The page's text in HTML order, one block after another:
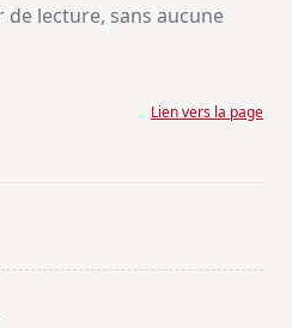
lecture, sans aucune
Lien vers la page